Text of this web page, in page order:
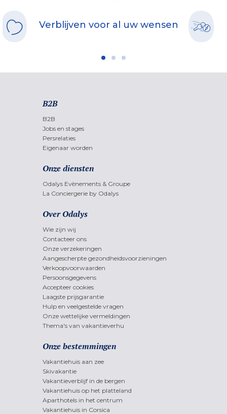
Verblijven voor al uw wensen
B2B
B2B
Jobs en stages
Persrelaties
Eigenaar worden
Onze diensten
Odalys Evènements & Groupe
La Conciergerie by Odalys
Over Odalys
Wie zijn wij
Contacteer ons
Onze verzekeringen
Aangescherpte gezondheidsvoorzieningen
Verkoopvoorwaarden
Persoonsgegevens
Accepteer cookies
Laagste prijsgarantie
Hulp en veelgestelde vragen
Onze wettelijke vermeldingen
Thema's van vakantieverhu
Onze bestemmingen
Vakantiehuis aan zee
Skivakantie
Vakantieverblijf in de bergen
Vakantiehuis op het platteland
Aparthotels in het centrum
Vakantiehuis in Corsica